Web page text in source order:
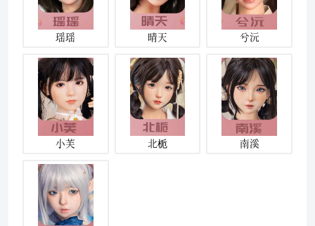
瑶瑶 晴天 兮沅
小芙 北栀 南溪